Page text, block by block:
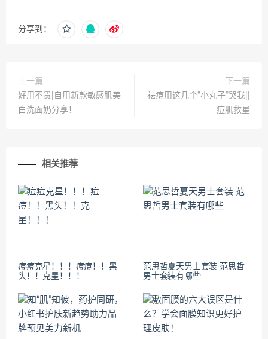
分享到：
上一篇
好用不贵|自用新款敏感肌美
白洗面奶分享！
下一篇
祛痘用这几个“小丸子”哭我||
痘肌救星
相关推荐
痘痘克星！！！痘痘！！黑
头！！克星！！！
范思哲夏天男士套装 范思哲
男士套装有哪些